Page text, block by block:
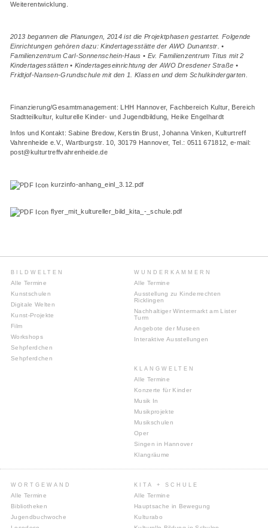
Weiterentwicklung.
2013 begannen die Planungen, 2014 ist die Projektphasen gestartet. Folgende
Einrichtungen gehören dazu: Kindertagesstätte der AWO Dunantstr. •
Familienzentrum Carl-Sonnenschein-Haus • Ev. Familienzentrum Titus mit 2
Kindertagesstätten • Kindertageseinrichtung der AWO Dresdener Straße •
Fridtjof-Nansen-Grundschule mit den 1. Klassen und dem Schulkindergarten.
Finanzierung/Gesamtmanagement: LHH Hannover, Fachbereich Kultur, Bereich
Stadtteilkultur, kulturelle Kinder- und Jugendbildung, Heike Engelhardt
Infos und Kontakt: Sabine Bredow, Kerstin Brust, Johanna Vinken, Kulturtreff
Vahrenheide e.V., Wartburgstr. 10, 30179 Hannover, Tel.: 0511 671812, e-mail:
post@kulturtreffvahrenheide.de
kurzinfo-anhang_einl_3.12.pdf
flyer_mit_kultureller_bild_kita_-_schule.pdf
BILDWELTEN
Alle Termine
Kunstschulen
Digitale Welten
Kunst-Projekte
Film
Workshops
Sehpferdchen
Sehpferdchen
WUNDERKAMMERN
Alle Termine
Ausstellung zu Kinderrechten
Ricklingen
Nachhaltiger Wintermarkt am Lister
Turm
Angebote der Museen
Interaktive Ausstellungen
KLANGWELTEN
Alle Termine
Konzerte für Kinder
Musik In
Musikprojekte
Musikschulen
Oper
Singen in Hannover
Klangräume
WORTGEWAND
Alle Termine
Bibliotheken
Jugendbuchwoche
KITA + SCHULE
Alle Termine
Hauptsache in Bewegung
Kulturabo